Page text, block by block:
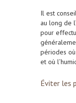
Il est
au long de
pour
périodes
et où
Éviter les